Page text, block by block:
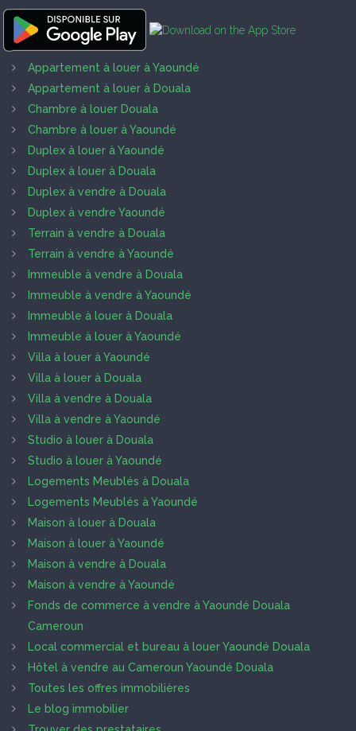
Appartement à louer à Yaoundé
Appartement à louer à Douala
Chambre à louer Douala
Chambre à louer à Yaoundé
Duplex à louer à Yaoundé
Duplex à louer à Douala
Duplex à vendre à Douala
Duplex à vendre Yaoundé
Terrain à vendre à Douala
Terrain à vendre à Yaoundé
Immeuble à vendre à Douala
Immeuble à vendre à Yaoundé
Immeuble à louer à Douala
Immeuble à louer à Yaoundé
Villa à louer à Yaoundé
Villa à louer à Douala
Villa à vendre à Douala
Villa à vendre à Yaoundé
Studio à louer à Douala
Studio à louer à Yaoundé
Logements Meublés à Douala
Logements Meublés à Yaoundé
Maison à louer à Douala
Maison à louer à Yaoundé
Maison à vendre à Douala
Maison à vendre à Yaoundé
Fonds de commerce à vendre à Yaoundé Douala
Cameroun
Local commercial et bureau à louer Yaoundé Douala
Hôtel à vendre au Cameroun Yaoundé Douala
Toutes les offres immobilières
Le blog immobilier